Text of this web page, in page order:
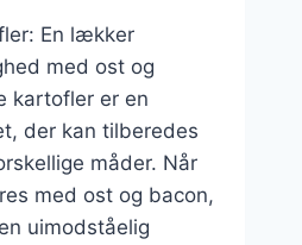
En lækker
med ost og
kartofler er en
der kan tilberedes
måder. Når
med ost og bacon,
uimodståelig